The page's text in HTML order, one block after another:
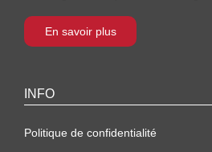
En savoir plus
INFO
Politique de confidentialité